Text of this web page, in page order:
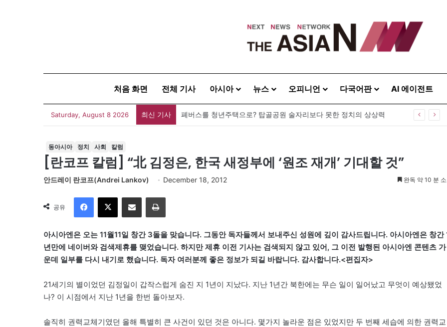
처음 화면 전체 기사 아시아 뉴스 오피니언 다국어판 AI 에이전트
Saturday, August 8 2026 최신 기사 폐버스를 청년주택으로? 탑골공원 술자리보다 못한 정치의 상상력
동아시아 정치 사회 칼럼
[란코프 칼럼] “北 김정은, 한국 새정부에 ‘원조 재개’ 기대할 것”
안드레이 란코프(Andrei Lankov) December 18, 2012 완독 약 10 분 소
공유
이메일
아시아엔은 오는 11월11일 창간 3돌을 맞습니다. 그동안 독자들께서 보내주신 성원에 깊이 감사드립니다. 아시아엔은 창간
년만에 네이버와 검색제휴를 맺었습니다. 하지만 제휴 이전 기사는 검색되지 않고 있어, 그 이전 발행된 아시아엔 콘텐츠 가
운데 일부를 다시 내기로 했습니다. 독자 여러분께 좋은 정보가 되길 바랍니다. 감사합니다.<편집자>
21세기의 별이었던 김정일이 갑작스럽게 숨진 지 1년이 지났다. 지난 1년간 북한에는 무슨 일이 일어났고 무엇이 예상됐었
나? 이 시점에서 지난 1년을 한번 돌아보자.
솔직히 권력교체기였던 올해 특별히 큰 사건이 있던 것은 아니다. 몇가지 놀라운 점은 있었지만 두 번째 세습에 의한 권력교